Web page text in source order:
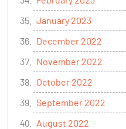
January 2023
December 2022
November 2022
October 2022
September 2022
August 2022